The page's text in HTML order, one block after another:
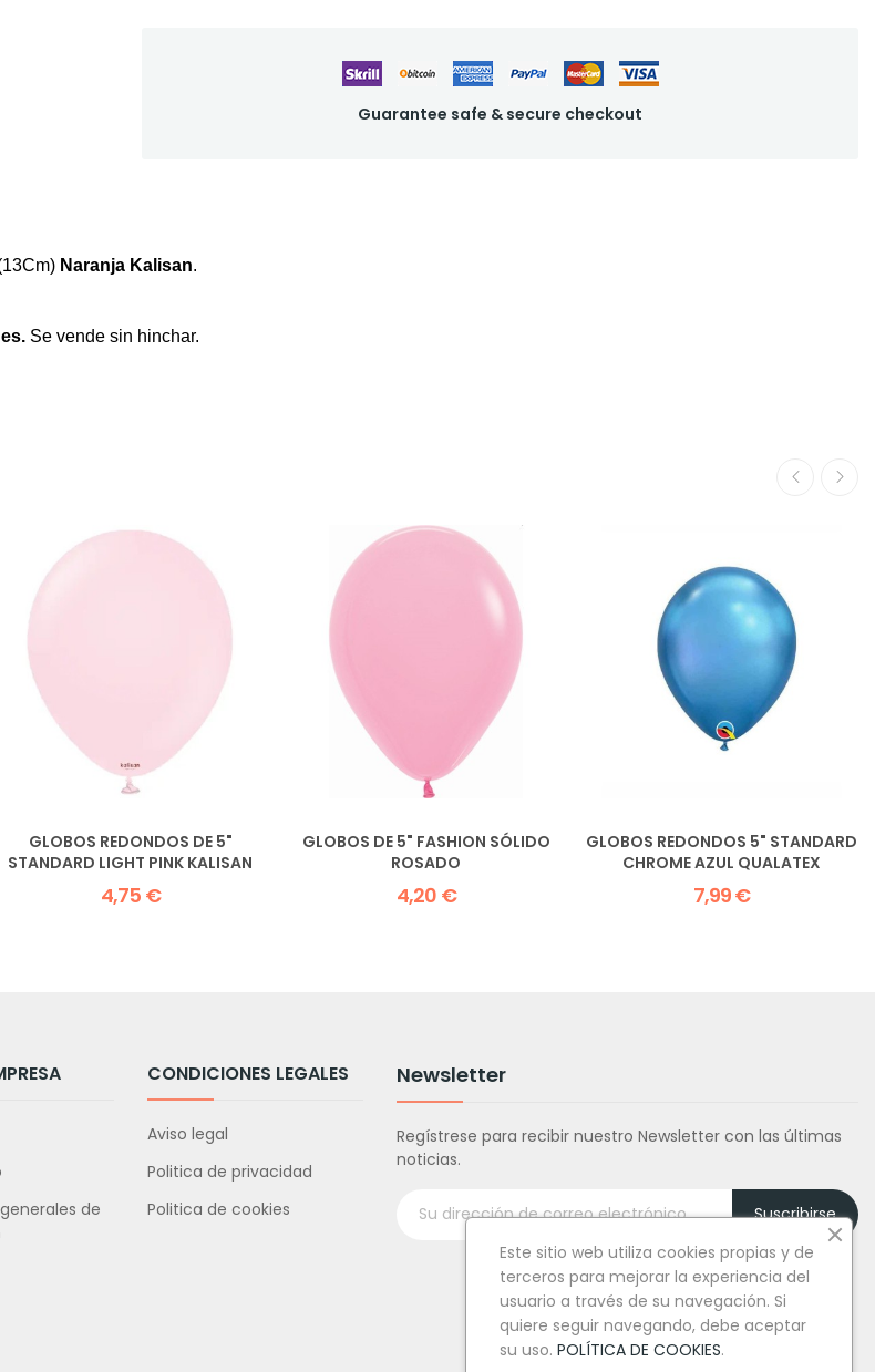
Guarantee safe & secure checkout
Naranja Kalisan.
. Se vende sin hinchar.
GLOBOS REDONDOS DE 5"
STANDARD LIGHT PINK KALISAN
4,75 €
GLOBOS DE 5" FASHION SÓLIDO
ROSADO
4,20 €
GLOBOS REDONDOS 5" STANDARD
CHROME AZUL QUALATEX
7,99 €
de
CONDICIONES LEGALES
Aviso legal
Politica de privacidad
Politica de cookies
Newsletter
Regístrese para recibir nuestro Newsletter con las últimas
noticias.
Suscribirse
Este sitio web utiliza cookies propias y de
terceros para mejorar la experiencia del
usuario a través de su navegación. Si
quiere seguir navegando, debe aceptar
su uso. POLÍTICA DE COOKIES.